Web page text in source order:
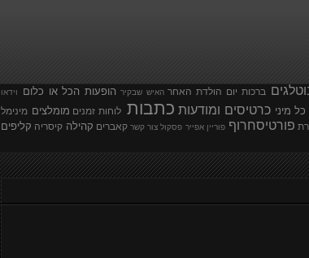
ברכות יום הולדת האחר האיש שבקיר הופעות הכל או כלום וידאו
כל מיני כרטיסים ומודעות כתבות לוחות זמנים מומלצים מינימל
פורטיסחרוף פוריין אפייר פסקול צור קשר קאברים קהילה קיסריה קליפים